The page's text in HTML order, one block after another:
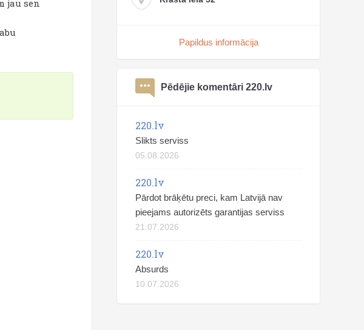
jau sen
Papildus informācija
Pēdējie komentāri 220.lv
220.lv
Slikts serviss
05.08.2026
220.lv
Pārdot brāķētu preci, kam Latvijā nav
pieejams autorizēts garantijas serviss
21.07.2026
220.lv
Absurds
10.07.2026